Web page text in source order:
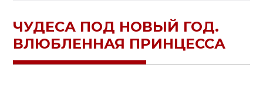
ЧУДЕСА ПОД НОВЫЙ ГОД.
ВЛЮБЛЕННАЯ ПРИНЦЕССА